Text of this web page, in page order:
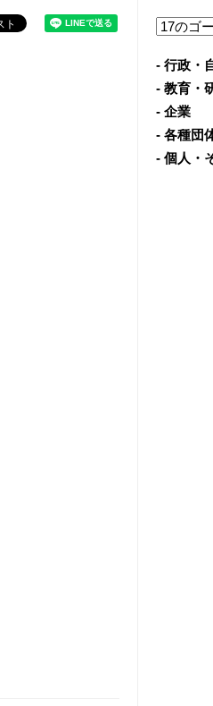
- 行政・
- 教育・
- 企業
- 各種団
- 個人・